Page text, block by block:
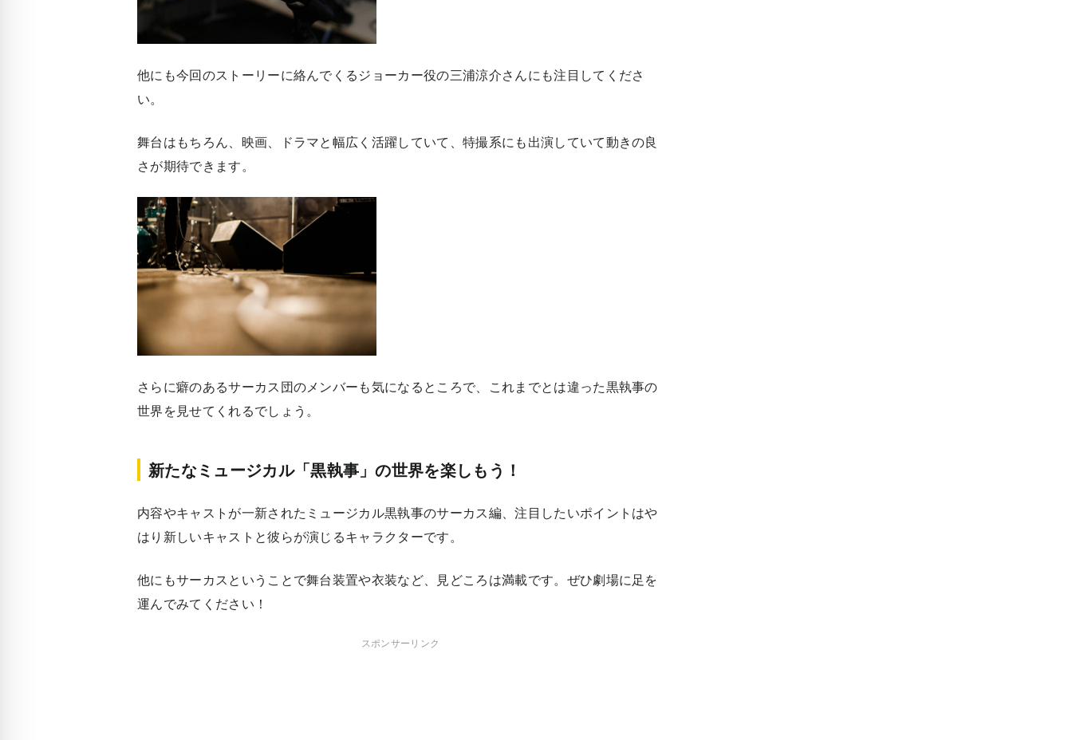
他にも今回のストーリーに絡んでくるジョーカー役の三浦涼介さんにも注目してくださ
い。
舞台はもちろん、映画、ドラマと幅広く活躍していて、特撮系にも出演していて動きの良
さが期待できます。
さらに癖のあるサーカス団のメンバーも気になるところで、これまでとは違った黒執事の
世界を見せてくれるでしょう。
新たなミュージカル「黒執事」の世界を楽しもう！
内容やキャストが一新されたミュージカル黒執事のサーカス編、注目したいポイントはや
はり新しいキャストと彼らが演じるキャラクターです。
他にもサーカスということで舞台装置や衣装など、見どころは満載です。ぜひ劇場に足を
運んでみてください！
スポンサーリンク